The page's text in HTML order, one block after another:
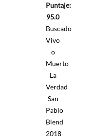
de
Puntaje:
95.0
Buscado
Vivo
o
Muerto
La
Verdad
San
Pablo
Blend
2018